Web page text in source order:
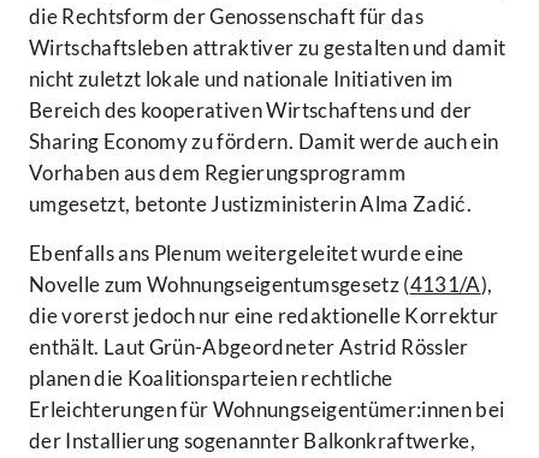
die Rechtsform der Genossenschaft für das
Wirtschaftsleben attraktiver zu gestalten und damit
nicht zuletzt lokale und nationale Initiativen im
Bereich des kooperativen Wirtschaftens und der
Sharing Economy zu fördern. Damit werde auch ein
Vorhaben aus dem Regierungsprogramm
umgesetzt, betonte Justizministerin Alma Zadić.
Ebenfalls ans Plenum weitergeleitet wurde eine
Novelle zum Wohnungseigentumsgesetz (4131/A),
die vorerst jedoch nur eine redaktionelle Korrektur
enthält. Laut Grün-Abgeordneter Astrid Rössler
planen die Koalitionsparteien rechtliche
Erleichterungen für Wohnungseigentümer:innen bei
der Installierung sogenannter Balkonkraftwerke,